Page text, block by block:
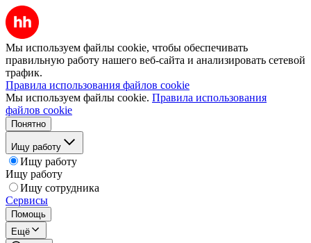
Мы используем файлы cookie, чтобы обеспечивать
правильную работу нашего веб-сайта и анализировать сетевой
трафик.
Правила использования файлов cookie
Мы используем файлы cookie. Правила использования
файлов cookie
Понятно
Ищу работу
Ищу работу
Ищу работу
Ищу сотрудника
Сервисы
Помощь
Ещё